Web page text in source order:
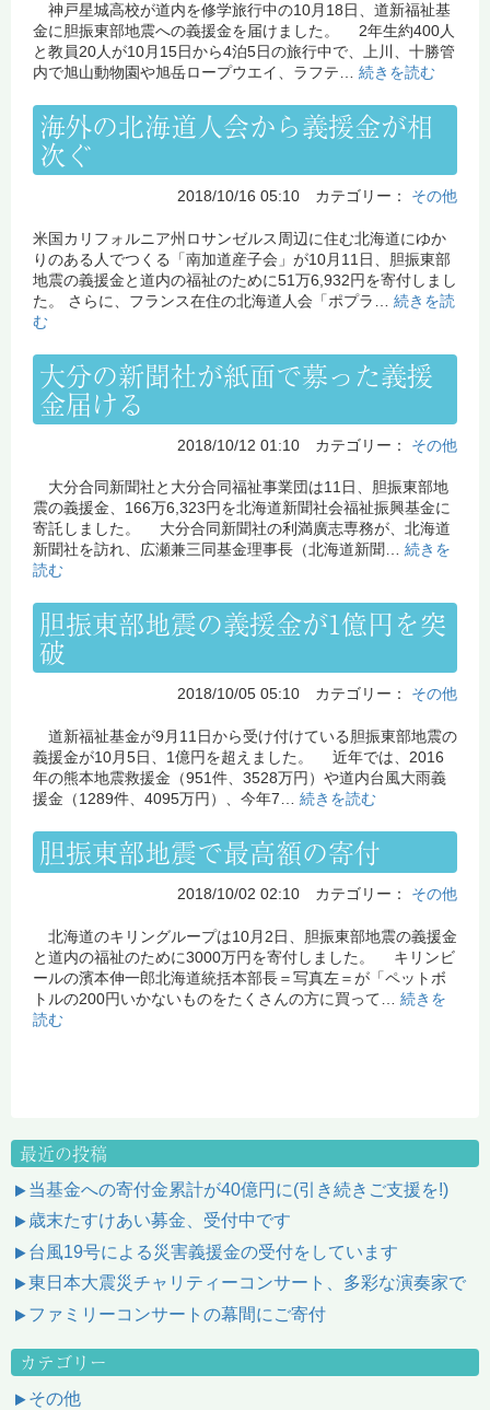
神戸星城高校が道内を修学旅行中の10月18日、道新福祉基
金に胆振東部地震への義援金を届けました。 2年生約400人
と教員20人が10月15日から4泊5日の旅行中で、上川、十勝管
内で旭山動物園や旭岳ロープウエイ、ラフテ… 続きを読む
海外の北海道人会から義援金が相
次ぐ
2018/10/16 05:10 カテゴリー： その他
米国カリフォルニア州ロサンゼルス周辺に住む北海道にゆか
りのある人でつくる「南加道産子会」が10月11日、胆振東部
地震の義援金と道内の福祉のために51万6,932円を寄付しまし
た。 さらに、フランス在住の北海道人会「ポプラ… 続きを読
む
大分の新聞社が紙面で募った義援
金届ける
2018/10/12 01:10 カテゴリー： その他
大分合同新聞社と大分合同福祉事業団は11日、胆振東部地
震の義援金、166万6,323円を北海道新聞社会福祉振興基金に
寄託しました。 大分合同新聞社の利満廣志専務が、北海道
新聞社を訪れ、広瀬兼三同基金理事長（北海道新聞… 続きを
読む
胆振東部地震の義援金が1億円を突
破
2018/10/05 05:10 カテゴリー： その他
道新福祉基金が9月11日から受け付けている胆振東部地震の
義援金が10月5日、1億円を超えました。 近年では、2016
年の熊本地震救援金（951件、3528万円）や道内台風大雨義
援金（1289件、4095万円）、今年7… 続きを読む
胆振東部地震で最高額の寄付
2018/10/02 02:10 カテゴリー： その他
北海道のキリングループは10月2日、胆振東部地震の義援金
と道内の福祉のために3000万円を寄付しました。 キリンビ
ールの濱本伸一郎北海道統括本部長＝写真左＝が「ペットボ
トルの200円いかないものをたくさんの方に買って… 続きを
読む
最近の投稿
当基金への寄付金累計が40億円に(引き続きご支援を!)
歳末たすけあい募金、受付中です
台風19号による災害義援金の受付をしています
東日本大震災チャリティーコンサート、多彩な演奏家で
ファミリーコンサートの幕間にご寄付
カテゴリー
その他